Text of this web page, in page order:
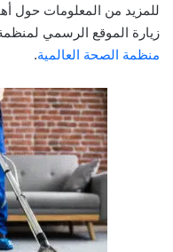
للمزيد من المعلومات حول
زيارة الموقع الرسمي
منظمة الصحة العالمية.